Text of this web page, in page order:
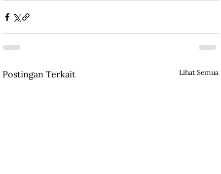
Postingan Terkait Lihat Semua